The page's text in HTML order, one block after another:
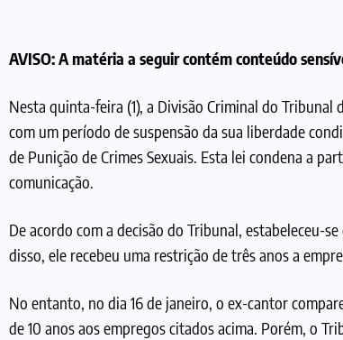
AVISO: A matéria a seguir contém conteúdo
Nesta quinta-feira (1), a Divisão Criminal do
com um período de suspensão da sua liberdade
de Punição de Crimes Sexuais. Esta lei condena a
comunicação.
De acordo com a decisão do Tribunal, estabeleceu-
disso, ele recebeu uma restrição de três anos a
No entanto, no dia 16 de janeiro, o ex-cantor
de 10 anos aos empregos citados acima. Porém, o